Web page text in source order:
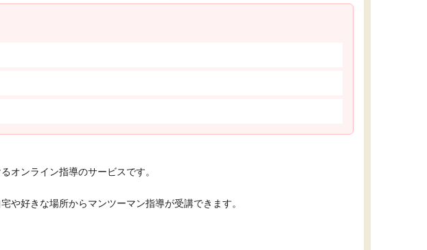
オンライン指導のサービスです。
や好きな場所からマンツーマン指導が受講できます。